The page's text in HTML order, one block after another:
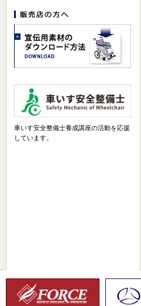
車いす安全整備士養成講座の活動を応援
しています。